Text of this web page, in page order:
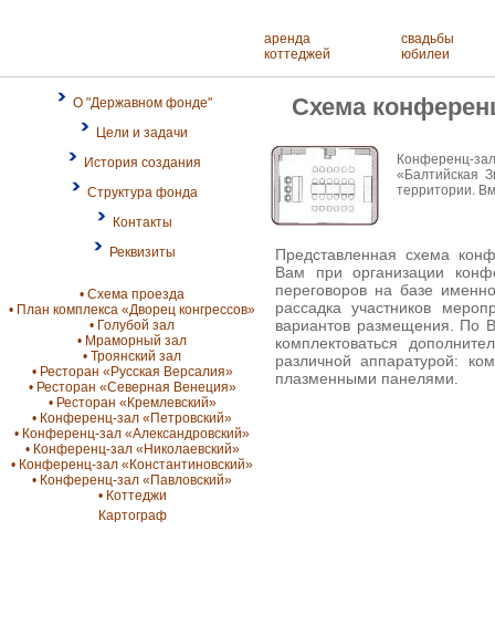
аренда
коттеджей
свадьбы
юбилеи
О "Державном фонде"
Цели и задачи
История создания
Структура фонда
Контакты
Реквизиты
• Схема проезда
• План комплекса «Дворец конгрессов»
• Голубой зал
• Мраморный зал
• Троянский зал
• Ресторан «Русская Версалия»
• Ресторан «Северная Венеция»
• Ресторан «Кремлевский»
• Конференц-зал «Петровский»
• Конференц-зал «Александровский»
• Конференц-зал «Николаевский»
• Конференц-зал «Константиновский»
• Конференц-зал «Павловский»
• Коттеджи
Картограф
Схема
Конференц-
«Балтийская
территории.
Представленная схема
Вам при организации
переговоров на базе
рассадка участников
вариантов размещения. По
комплектоваться
различной аппаратурой:
плазменными панелями.